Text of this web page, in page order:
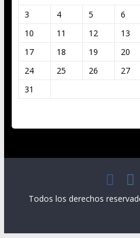
3
4 5 6
10
11 12 13
17
18 19 20
24
25 26 27
31
Todos los derechos